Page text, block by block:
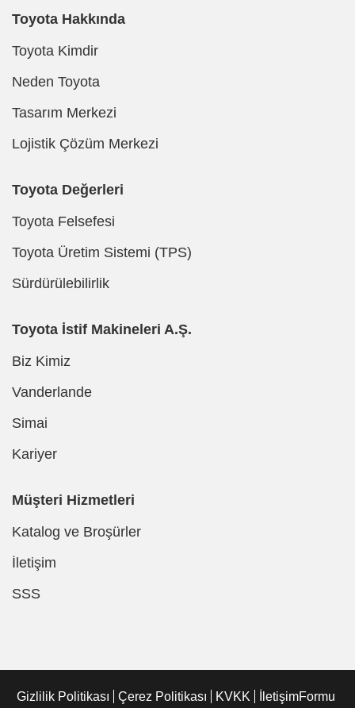
Toyota Hakkında
Toyota Kimdir
Neden Toyota
Tasarım Merkezi
Lojistik Çözüm Merkezi
Toyota Değerleri
Toyota Felsefesi
Toyota Üretim Sistemi (TPS)
Sürdürülebilirlik
Toyota İstif Makineleri A.Ş.
Biz Kimiz
Vanderlande
Simai
Kariyer
Müşteri Hizmetleri
Katalog ve Broşürler
İletişim
SSS
Gizlilik Politikası Çerez Politikası KVKK İletişimFormu